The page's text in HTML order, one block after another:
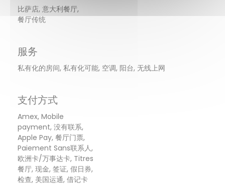
比萨店, 意大利餐厅,
餐厅传统
服务
私有化的房间, 私有化可能, 空调, 阳台, 无线上网
支付方式
Amex, Mobile
payment, 没有联系,
Apple Pay, 餐厅门票,
Paiement Sans联系人,
欧洲卡/万事达卡, Titres
餐厅, 现金, 签证, 假日券,
检查, 美国运通, 借记卡